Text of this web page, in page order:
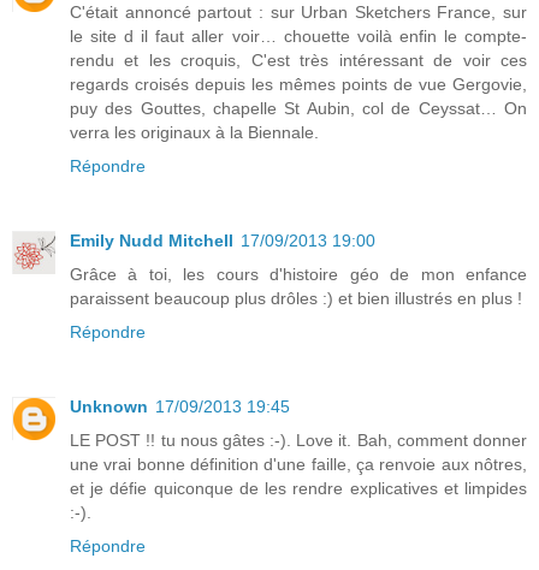
C'était annoncé partout : sur Urban Sketchers France, sur
le site d il faut aller voir… chouette voilà enfin le compte-
rendu et les croquis, C'est très intéressant de voir ces
regards croisés depuis les mêmes points de vue Gergovie,
puy des Gouttes, chapelle St Aubin, col de Ceyssat… On
verra les originaux à la Biennale.
Répondre
Emily Nudd Mitchell 17/09/2013 19:00
Grâce à toi, les cours d'histoire géo de mon enfance
paraissent beaucoup plus drôles :) et bien illustrés en plus !
Répondre
Unknown 17/09/2013 19:45
LE POST !! tu nous gâtes :-). Love it. Bah, comment donner
une vrai bonne définition d'une faille, ça renvoie aux nôtres,
et je défie quiconque de les rendre explicatives et limpides
:-).
Répondre